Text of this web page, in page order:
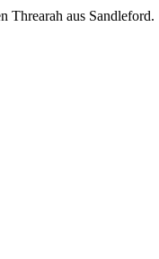
Threarah aus Sandleford.